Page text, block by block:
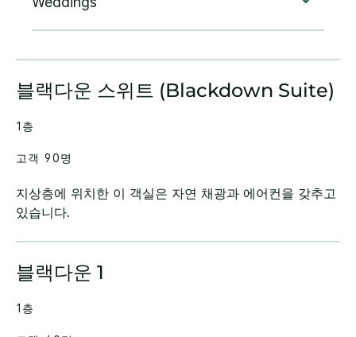
블랙다운 스위트 (Blackdown Suite)
지상층에 위치한 이 객실은 자연 채광과 에어컨을 갖추고
있습니다.
1층
고객 90명
블랙다운 1
1층